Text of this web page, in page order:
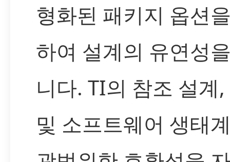
형화된 패키지 옵션
하여 설계의 유연성
니다. TI의 참조 설계
및 소프트웨어 생태